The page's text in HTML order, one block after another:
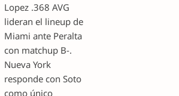
Lopez .368 AVG
lideran el lineup de
Miami ante Peralta
con matchup B-.
Nueva York
responde con Soto
como único